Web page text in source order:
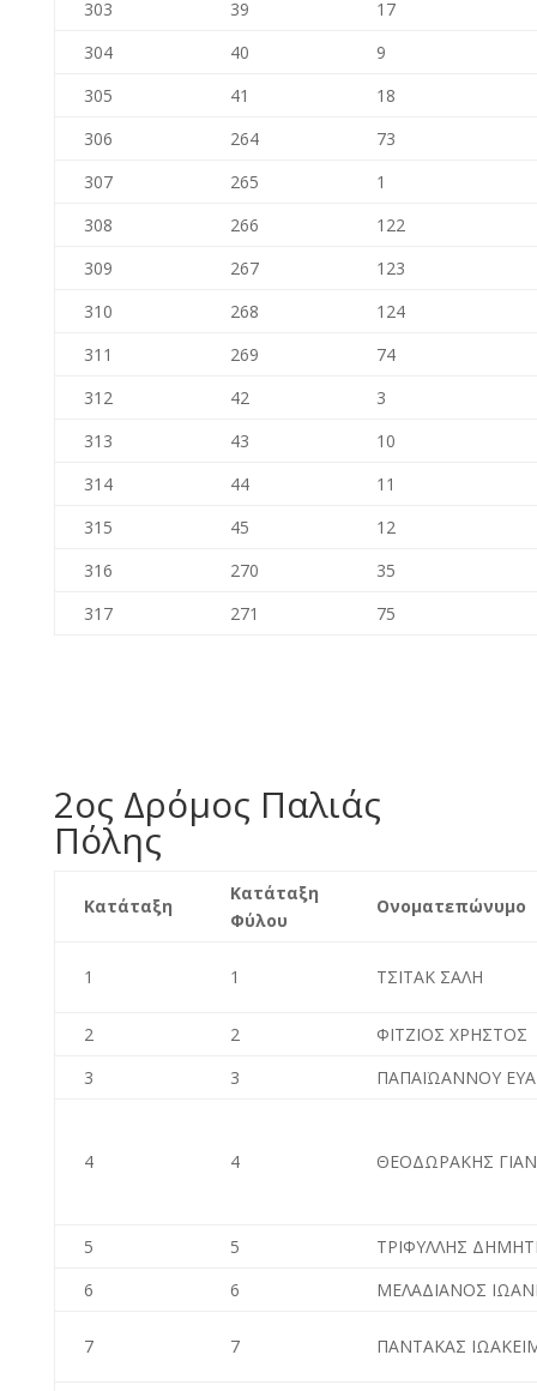
303
39
17
304
40
9
305
41
18
306
264
73
307
265
1
308
266
122
309
267
123
310
268
124
311
269
74
312
42
3
313
43
10
314
44
11
315
45
12
316
270
35
317
271 75
2oς Δρόμος Παλιάς
Πόλης
Κατάταξη
Κατάταξη
Φύλου
Ονοματεπώνυμο
1 1 ΤΣΙΤΑΚ ΣΑΛΗ
2 2
ΦΙΤΖΙΟΣ ΧΡΗΣΤΟΣ
3
3 ΠΑΠΑΪΩΑΝΝΟΥ
4 4 ΘΕΟΔΩΡΑΚΗΣ
5 5
ΤΡΙΦΥΛΛΗΣ
6
6 ΜΕΛΑΔΙΑΝΟΣ
7 7 ΠΑΝΤΑΚΑΣ